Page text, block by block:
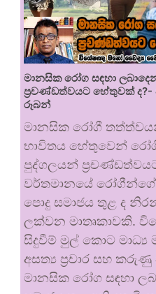
මානසික රෝග සඳහා
ප්‍රචණ්ඩත්වයට හේතුවක්
රූබන්
මානසික රෝගී
භාවිතය හේතුවෙන්
පුද්ගලයන්
වර්තමානයේ
පොදු සමාජය තුළ ද
ලක්වන මාතෘකාවකි.
සිදුවීම් මුල් කොට මාධ්‍ය
අසත්‍ය ප්‍රචාර සහ
මානසික රෝග සඳහා